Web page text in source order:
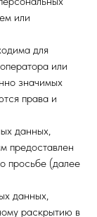
или
для
или
значимых
права и
данных,
предоставлен
просьбе (далее
данных,
раскрытию в